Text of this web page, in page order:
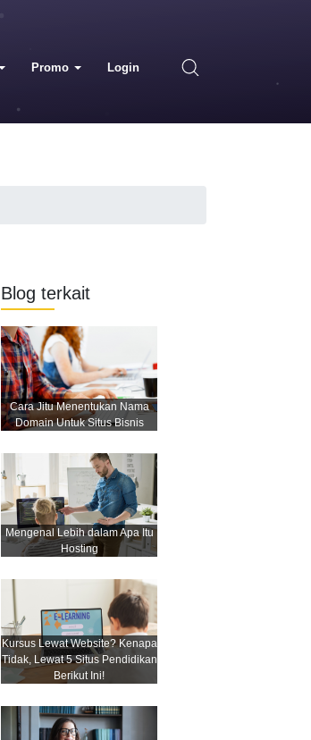
Promo Login
Blog terkait
Cara Jitu Menentukan Nama
Domain Untuk Situs Bisnis
Mengenal Lebih dalam Apa Itu
Hosting
Kursus Lewat Website? Kenapa
Tidak, Lewat 5 Situs Pendidikan
Berikut Ini!